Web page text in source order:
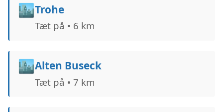
🏙️Trohe
Tæt på • 6 km
🏙️Alten Buseck
Tæt på • 7 km